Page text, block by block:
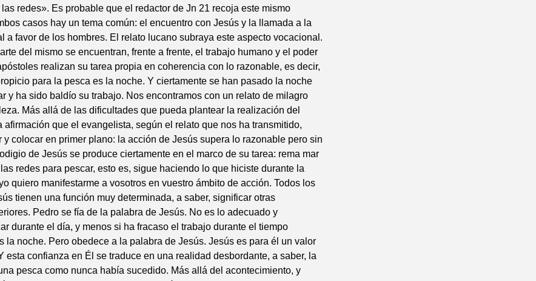
redes». Es probable que el redactor de Jn 21 recoja este mismo
casos hay un tema común: el encuentro con Jesús y la llamada a la
a favor de los hombres. El relato lucano subraya este aspecto vocacional.
del mismo se encuentran, frente a frente, el trabajo humano y el poder
realizan su tarea propia en coherencia con lo razonable, es decir,
para la pesca es la noche. Y ciertamente se han pasado la noche
y ha sido baldío su trabajo. Nos encontramos con un relato de milagro
Más allá de las dificultades que pueda plantear la realización del
afirmación que el evangelista, según el relato que nos ha transmitido,
y colocar en primer plano: la acción de Jesús supera lo razonable pero sin
de Jesús se produce ciertamente en el marco de su tarea: rema mar
redes para pescar, esto es, sigue haciendo lo que hiciste durante la
quiero manifestarme a vosotros en vuestro ámbito de acción. Todos los
tienen una función muy determinada, a saber, significar otras
Pedro se fía de la palabra de Jesús. No es lo adecuado y
durante el día, y menos si ha fracaso el trabajo durante el tiempo
la noche. Pero obedece a la palabra de Jesús. Jesús es para él un valor
esta confianza en Él se traduce en una realidad desbordante, a saber, la
pesca como nunca había sucedido. Más allá del acontecimiento, y